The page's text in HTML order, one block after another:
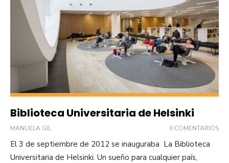
Biblioteca Universitaria de Helsinki
MANUELA GIL 0 COMENTARIOS
El 3 de septiembre de 2012 se inauguraba La Biblioteca
Universitaria de Helsinki. Un sueño para cualquier país,